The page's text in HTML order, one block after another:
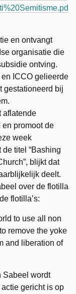
en ontvangt
organisatie die
ontving.
ICCO gelieerde
gestationeerd bij
aflatende
promoot de
week
titel “Bashing
blijkt dat
deelt.
over de flotilla
flotilla’s:
to use all non
remove the yoke
and liberation of
Sabeel wordt
gericht is op